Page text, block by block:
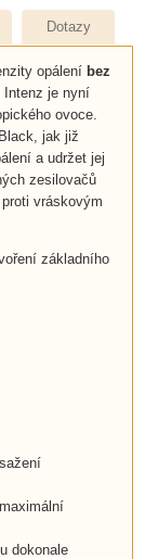
Dotazy
opálení bez
Intenz je nyní
ovoce.
jak již
a udržet jej
zesilovačů
vráskovým
základního
dokonale